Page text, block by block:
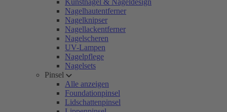
Kunstnägel & Nageldesign
Nagelhautentferner
Nagelknipser
Nagellackentferner
Nagelscheren
UV-Lampen
Nagelpflege
Nagelsets
Pinsel
Alle anzeigen
Foundationpinsel
Lidschattenpinsel